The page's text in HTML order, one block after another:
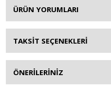
ÜRÜN YORUMLARI
TAKSİT SEÇENEKLERİ
ÖNERİLERİNİZ